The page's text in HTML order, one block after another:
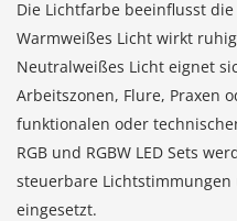
Die Lichtfarbe beeinflusst
Warmweißes Licht wirkt
Neutralweißes Licht eignet
Arbeitszonen, Flure, Praxen
funktionalen oder
RGB und RGBW LED Sets
steuerbare
eingesetzt.